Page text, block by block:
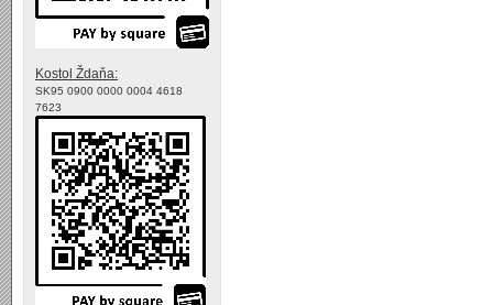
Kostol Ždaňa:
SK95 0900 0000 0004 4618
7623